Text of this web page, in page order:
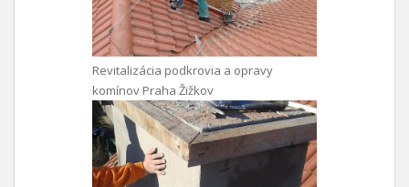
Revitalizácia podkrovia a opravy
komínov Praha Žižkov